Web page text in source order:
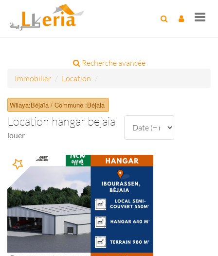
Recherche avancée
Immobilier
Location
Wilaya:Béjaïa / Commune :Béjaia
Location hangar bejaia
louer